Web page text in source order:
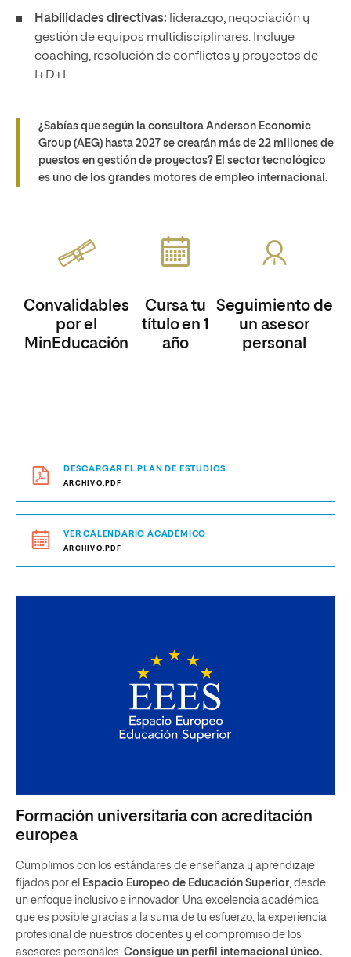
Habilidades directivas: liderazgo, negociación y
gestión de equipos multidisciplinares. Incluye
coaching, resolución de conflictos y proyectos de
I+D+I.
¿Sabías que según la consultora Anderson Economic
Group (AEG) hasta 2027 se crearán más de 22 millones de
puestos en gestión de proyectos? El sector tecnológico
es uno de los grandes motores de empleo internacional.
Convalidables
por el
MinEducación
Cursa tu
título en 1
año
Seguimiento de
un asesor
personal
DESCARGAR EL PLAN DE ESTUDIOS
ARCHIVO.PDF
VER CALENDARIO ACADÉMICO
ARCHIVO.PDF
Formación universitaria con acreditación
europea
Cumplimos con los estándares de enseñanza y aprendizaje
fijados por el Espacio Europeo de Educación Superior, desde
un enfoque inclusivo e innovador. Una excelencia académica
que es posible gracias a la suma de tu esfuerzo, la experiencia
profesional de nuestros docentes y el compromiso de los
asesores personales. Consigue un perfil internacional único.